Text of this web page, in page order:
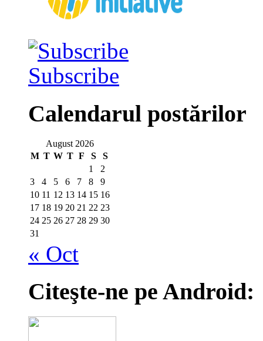
Subscribe
Calendarul postărilor
August 2026
M T W T F S
S
1
2
3
4 5 6 7 8
9
10 11 12 13 14 15 16
17 18 19 20 21 22 23
24 25 26 27 28 29 30
31
« Oct
Citeşte-ne pe Android: